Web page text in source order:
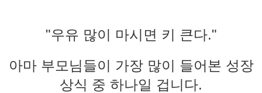
"우유 많이 마시면 키 큰다."
아마 부모님들이 가장 많이 들어본 성장
상식 중 하나일 겁니다.